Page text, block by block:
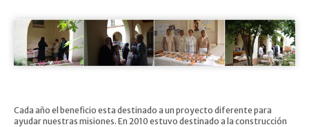
Cada año el beneficio esta destinado a un proyecto diferente para
ayudar nuestras misiones. En 2010 estuvo destinado a la construcción